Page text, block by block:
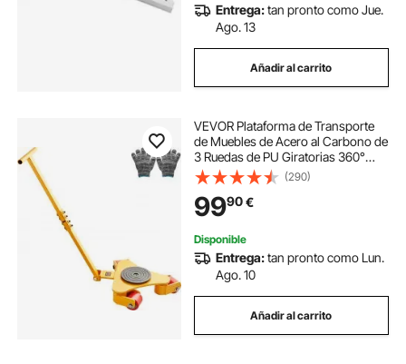
Entrega:tan pronto como Jue.
Ago. 13
Añadir al carrito
VEVOR Plataforma de Transporte
de Muebles de Acero al Carbono de
3 Ruedas de PU Giratorias 360°
Ruedas para Mover Muebles
Pesados Carga de 3 T Base
Antideslizante para Almacén Taller
Fábrica Hogar
(290)
9990€
Disponible
Entrega:tan pronto como Lun.
Ago. 10
Añadir al carrito